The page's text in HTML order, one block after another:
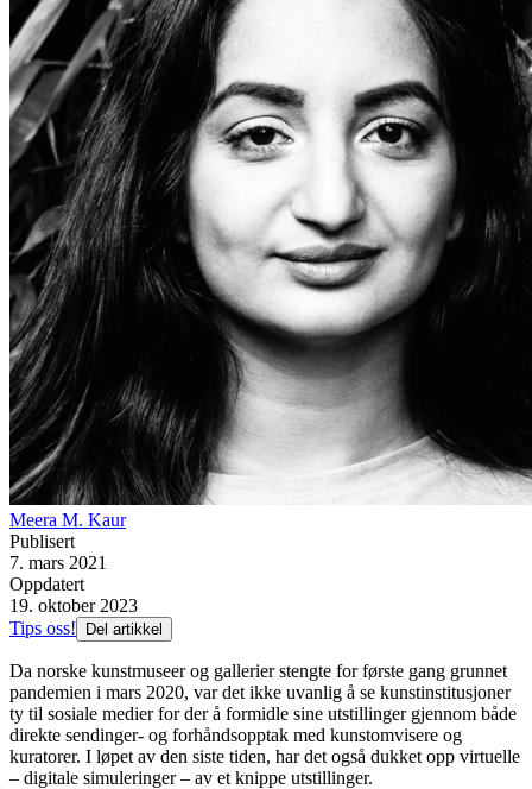
Meera M. Kaur
Publisert
7. mars 2021
Oppdatert
19. oktober 2023
Tips oss!
Del artikkel
Da norske kunstmuseer og gallerier stengte for første gang grunnet
pandemien i mars 2020, var det ikke uvanlig å se kunstinstitusjoner
ty til sosiale medier for der å formidle sine utstillinger gjennom både
direkte sendinger- og forhåndsopptak med kunstomvisere og
kuratorer. I løpet av den siste tiden, har det også dukket opp virtuelle
– digitale simuleringer – av et knippe utstillinger.